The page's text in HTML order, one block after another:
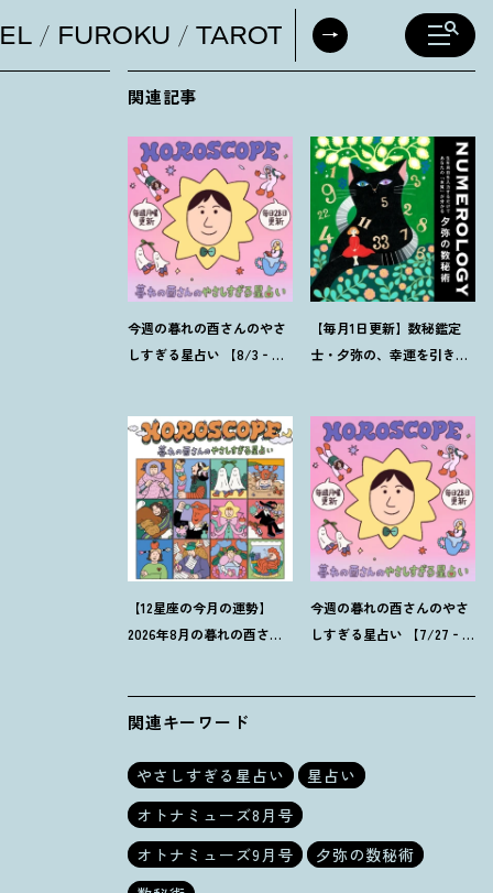
FUROKU TAROT DAILY
関連記事
今週の暮れの酉さんのやさ
しすぎる星占い 【8/3‐
【毎月1日更新】数秘鑑定
士・夕弥の、幸運を引き寄
【12星座の今月の運勢】
2026年8月の暮れの酉さん
今週の暮れの酉さんのやさ
しすぎる星占い 【7/27‐
関連キーワード
やさしすぎる星占い
星占い
オトナミューズ8月号
オトナミューズ9月号
夕弥の数秘術